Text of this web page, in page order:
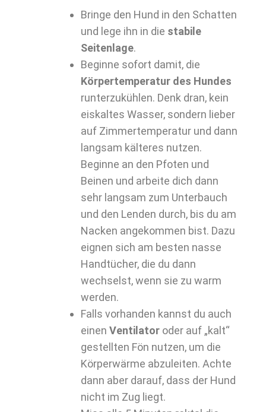
Bringe den Hund in den Schatten
und lege ihn in die stabile
Seitenlage.
Beginne sofort damit, die
Körpertemperatur des Hundes
runterzukühlen. Denk dran, kein
eiskaltes Wasser, sondern lieber
auf Zimmertemperatur und dann
langsam kälteres nutzen.
Beginne an den Pfoten und
Beinen und arbeite dich dann
sehr langsam zum Unterbauch
und den Lenden durch, bis du am
Nacken angekommen bist. Dazu
eignen sich am besten nasse
Handtücher, die du dann
wechselst, wenn sie zu warm
werden.
Falls vorhanden kannst du auch
einen Ventilator oder auf „kalt“
gestellten Fön nutzen, um die
Körperwärme abzuleiten. Achte
dann aber darauf, dass der Hund
nicht im Zug liegt.